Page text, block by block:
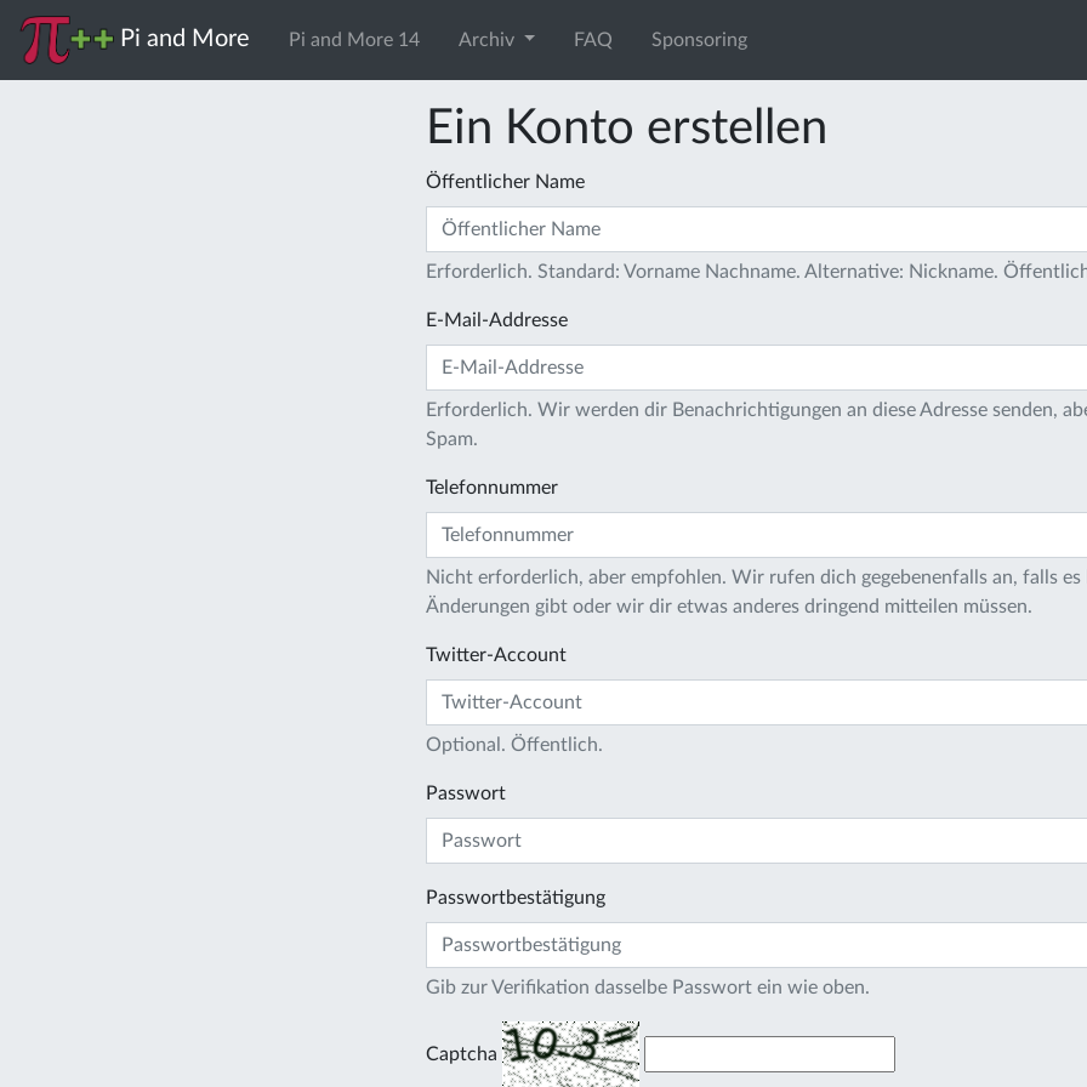
Pi and More Pi and More 14 Archiv FAQ Sponsoring
Ein Konto erstellen
Öffentlicher Name
Erforderlich. Standard: Vorname Nachname. Alternative: Nickname.
E-Mail-Addresse
Erforderlich. Wir werden dir Benachrichtigungen an diese Adresse senden,
Spam.
Telefonnummer
Nicht erforderlich, aber empfohlen. Wir rufen dich gegebenenfalls an, falls
Änderungen gibt oder wir dir etwas anderes dringend mitteilen müssen.
Twitter-Account
Optional. Öffentlich.
Passwort
Passwortbestätigung
Gib zur Verifikation dasselbe Passwort ein wie oben.
Captcha